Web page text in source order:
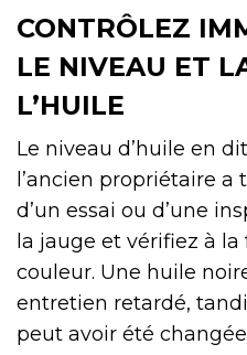
CONTRÔLEZ
LE NIVEAU ET
L’HUILE
Le niveau d’huile en
l’ancien propriétaire a
d’un essai ou d’une
la jauge et vérifiez à
couleur. Une huile
entretien retardé,
peut avoir été